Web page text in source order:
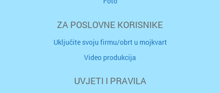
ZA POSLOVNE KORISNIKE
Uključite svoju firmu/obrt u mojkvart
Video produkcija
UVJETI I PRAVILA